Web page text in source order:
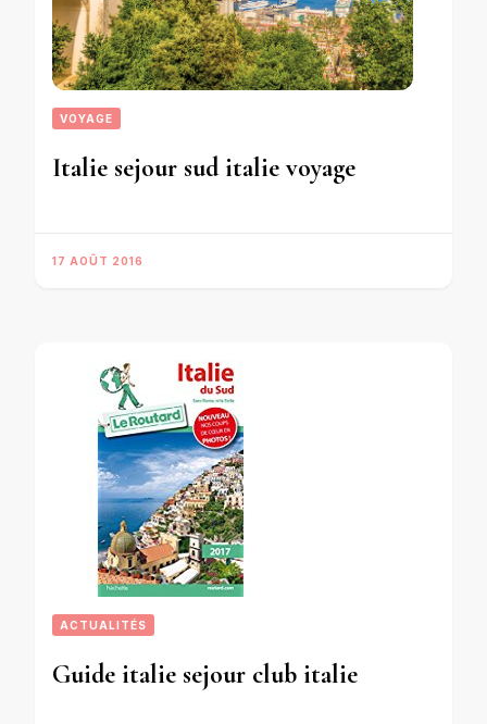
VOYAGE
Italie sejour sud italie voyage
17 AOÛT 2016
ACTUALITÉS
Guide italie sejour club italie